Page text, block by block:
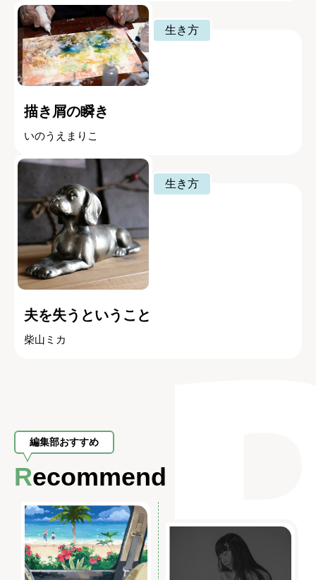
生き方
描き屑の瞬き
いのうえまりこ
生き方
夫を失うということ
柴山ミカ
編集部おすすめ
Recommend